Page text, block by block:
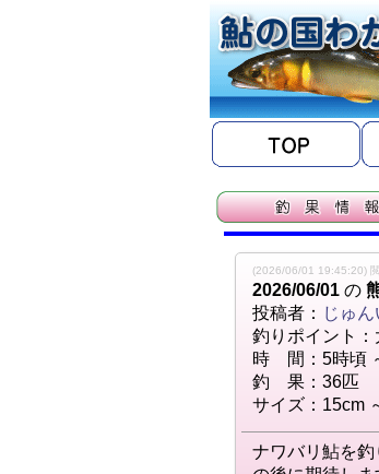
(2026/06/01 19:45:20)
2026/06/01 の
投稿者： じゅん
釣りポイント：
時 間：5時頃
釣 果：36匹
サイズ：15cm
ナワバリ鮎を